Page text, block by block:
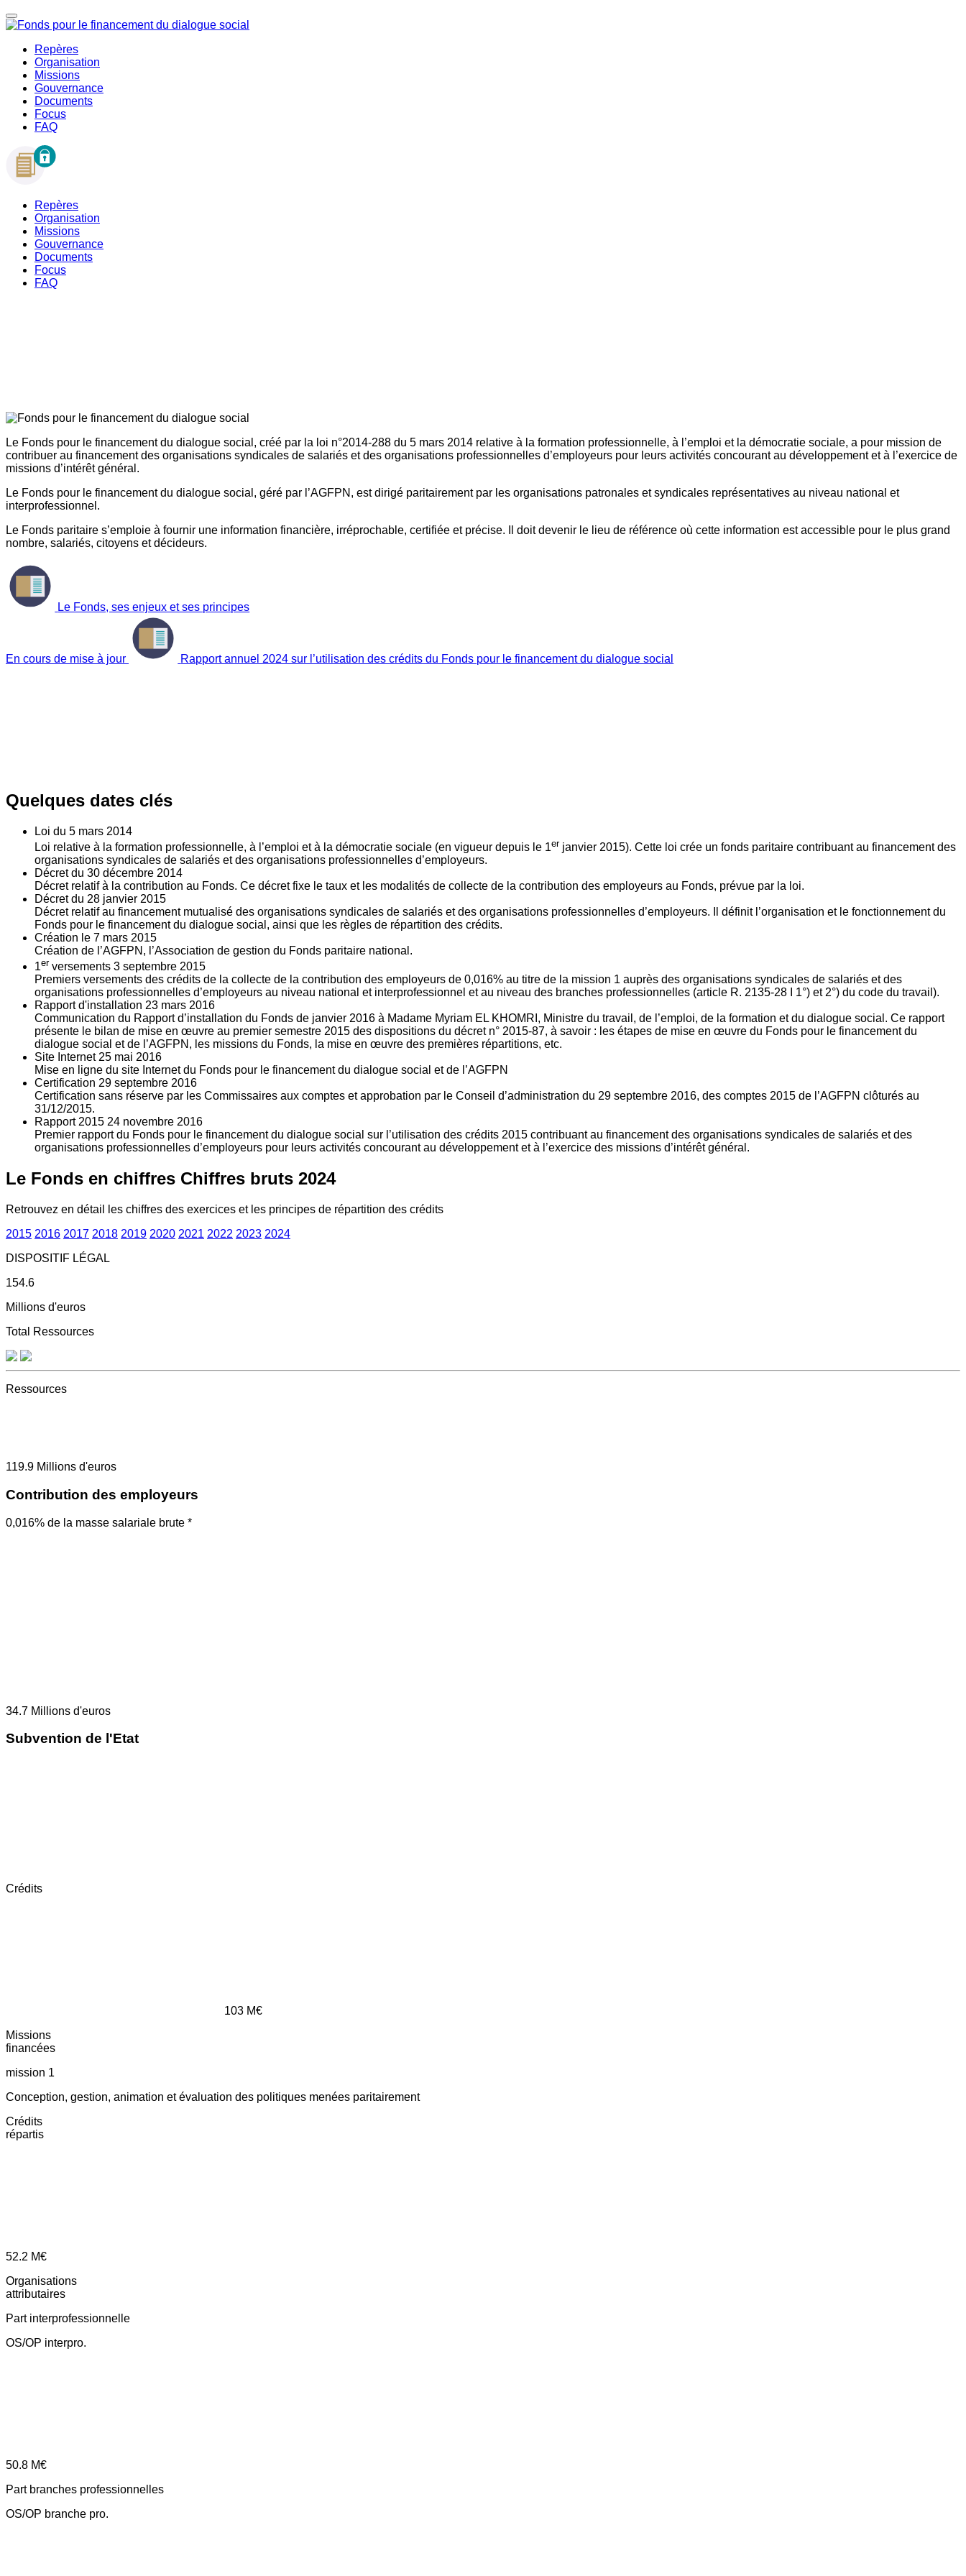
Repères
Organisation
Missions
Gouvernance
Documents
Focus
FAQ
Repères
Organisation
Missions
Gouvernance
Documents
Focus
FAQ
Le Fonds pour le financement du dialogue social, créé par la loi n°2014-288 du 5 mars 2014 relative à la formation professionnelle, à l’emploi et la démocratie sociale, a pour mission de
contribuer au financement des organisations syndicales de salariés et des organisations professionnelles d’employeurs pour leurs activités concourant au développement et à l’exercice de
missions d’intérêt général.
Le Fonds pour le financement du dialogue social, géré par l’AGFPN, est dirigé paritairement par les organisations patronales et syndicales représentatives au niveau national et
interprofessionnel.
Le Fonds paritaire s’emploie à fournir une information financière, irréprochable, certifiée et précise. Il doit devenir le lieu de référence où cette information est accessible pour le plus grand
nombre, salariés, citoyens et décideurs.
Le Fonds, ses enjeux et ses principes
En cours de mise à jour Rapport annuel 2024 sur l’utilisation des crédits du Fonds pour le financement du dialogue social
Quelques dates clés
Loi du 5 mars 2014
Loi relative à la formation professionnelle, à l’emploi et à la démocratie sociale (en vigueur depuis le 1er janvier 2015). Cette loi crée un fonds paritaire contribuant au financement des
organisations syndicales de salariés et des organisations professionnelles d’employeurs.
Décret du 30 décembre 2014
Décret relatif à la contribution au Fonds. Ce décret fixe le taux et les modalités de collecte de la contribution des employeurs au Fonds, prévue par la loi.
Décret du 28 janvier 2015
Décret relatif au financement mutualisé des organisations syndicales de salariés et des organisations professionnelles d’employeurs. Il définit l’organisation et le fonctionnement du
Fonds pour le financement du dialogue social, ainsi que les règles de répartition des crédits.
Création le 7 mars 2015
Création de l’AGFPN, l’Association de gestion du Fonds paritaire national.
1er versements 3 septembre 2015
Premiers versements des crédits de la collecte de la contribution des employeurs de 0,016% au titre de la mission 1 auprès des organisations syndicales de salariés et des
organisations professionnelles d’employeurs au niveau national et interprofessionnel et au niveau des branches professionnelles (article R. 2135‐28 I 1°) et 2°) du code du travail).
Rapport d'installation 23 mars 2016
Communication du Rapport d’installation du Fonds de janvier 2016 à Madame Myriam EL KHOMRI, Ministre du travail, de l’emploi, de la formation et du dialogue social. Ce rapport
présente le bilan de mise en œuvre au premier semestre 2015 des dispositions du décret n° 2015-87, à savoir : les étapes de mise en œuvre du Fonds pour le financement du
dialogue social et de l’AGFPN, les missions du Fonds, la mise en œuvre des premières répartitions, etc.
Site Internet 25 mai 2016
Mise en ligne du site Internet du Fonds pour le financement du dialogue social et de l’AGFPN
Certification 29 septembre 2016
Certification sans réserve par les Commissaires aux comptes et approbation par le Conseil d’administration du 29 septembre 2016, des comptes 2015 de l’AGFPN clôturés au
31/12/2015.
Rapport 2015 24 novembre 2016
Premier rapport du Fonds pour le financement du dialogue social sur l’utilisation des crédits 2015 contribuant au financement des organisations syndicales de salariés et des
organisations professionnelles d’employeurs pour leurs activités concourant au développement et à l’exercice des missions d’intérêt général.
Le Fonds en chiffres Chiffres bruts 2024
Retrouvez en détail les chiffres des exercices et les principes de répartition des crédits
2015 2016 2017 2018 2019 2020 2021 2022 2023 2024
DISPOSITIF LÉGAL
154.6
Millions d'euros
Total Ressources
Ressources
119.9 Millions d'euros
Contribution des employeurs
0,016% de la masse salariale brute *
34.7 Millions d'euros
Subvention de l'Etat
Crédits
103 M€
Missions
financées
mission 1
Conception, gestion, animation et évaluation des politiques menées paritairement
Crédits
répartis
52.2 M€
Organisations
attributaires
Part interprofessionnelle
OS/OP interpro.
50.8 M€
Part branches professionnelles
OS/OP branche pro.